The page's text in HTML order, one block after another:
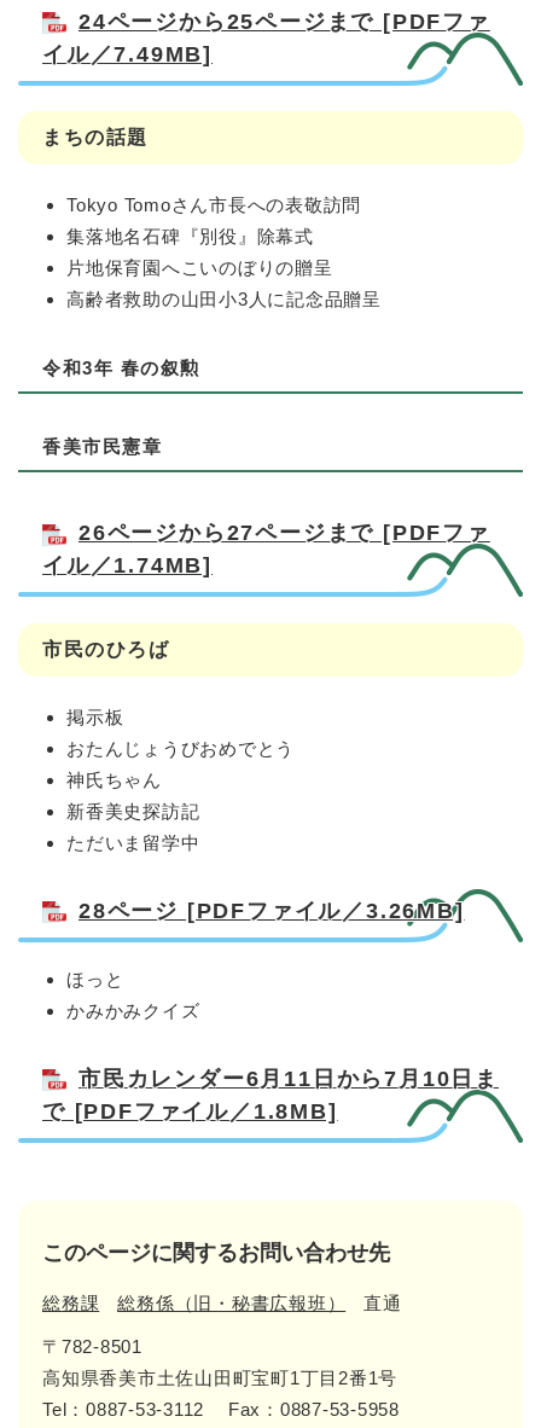
24ページから25ページまで [PDFファ
イル／7.49MB]
まちの話題
Tokyo Tomoさん市長への表敬訪問
集落地名石碑『別役』除幕式
片地保育園へこいのぼりの贈呈
高齢者救助の山田小3人に記念品贈呈
令和3年 春の叙勲
香美市民憲章
26ページから27ページまで [PDFファ
イル／1.74MB]
市民のひろば
掲示板
おたんじょうびおめでとう
神氏ちゃん
新香美史探訪記
ただいま留学中
28ページ [PDFファイル／3.26MB]
ほっと
かみかみクイズ
市民カレンダー6月11日から7月10日ま
で [PDFファイル／1.8MB]
このページに関するお問い合わせ先
総務課 総務係（旧・秘書広報班） 直通
〒782-8501
高知県香美市土佐山田町宝町1丁目2番1号
Tel：0887-53-3112
Fax：0887-53-5958